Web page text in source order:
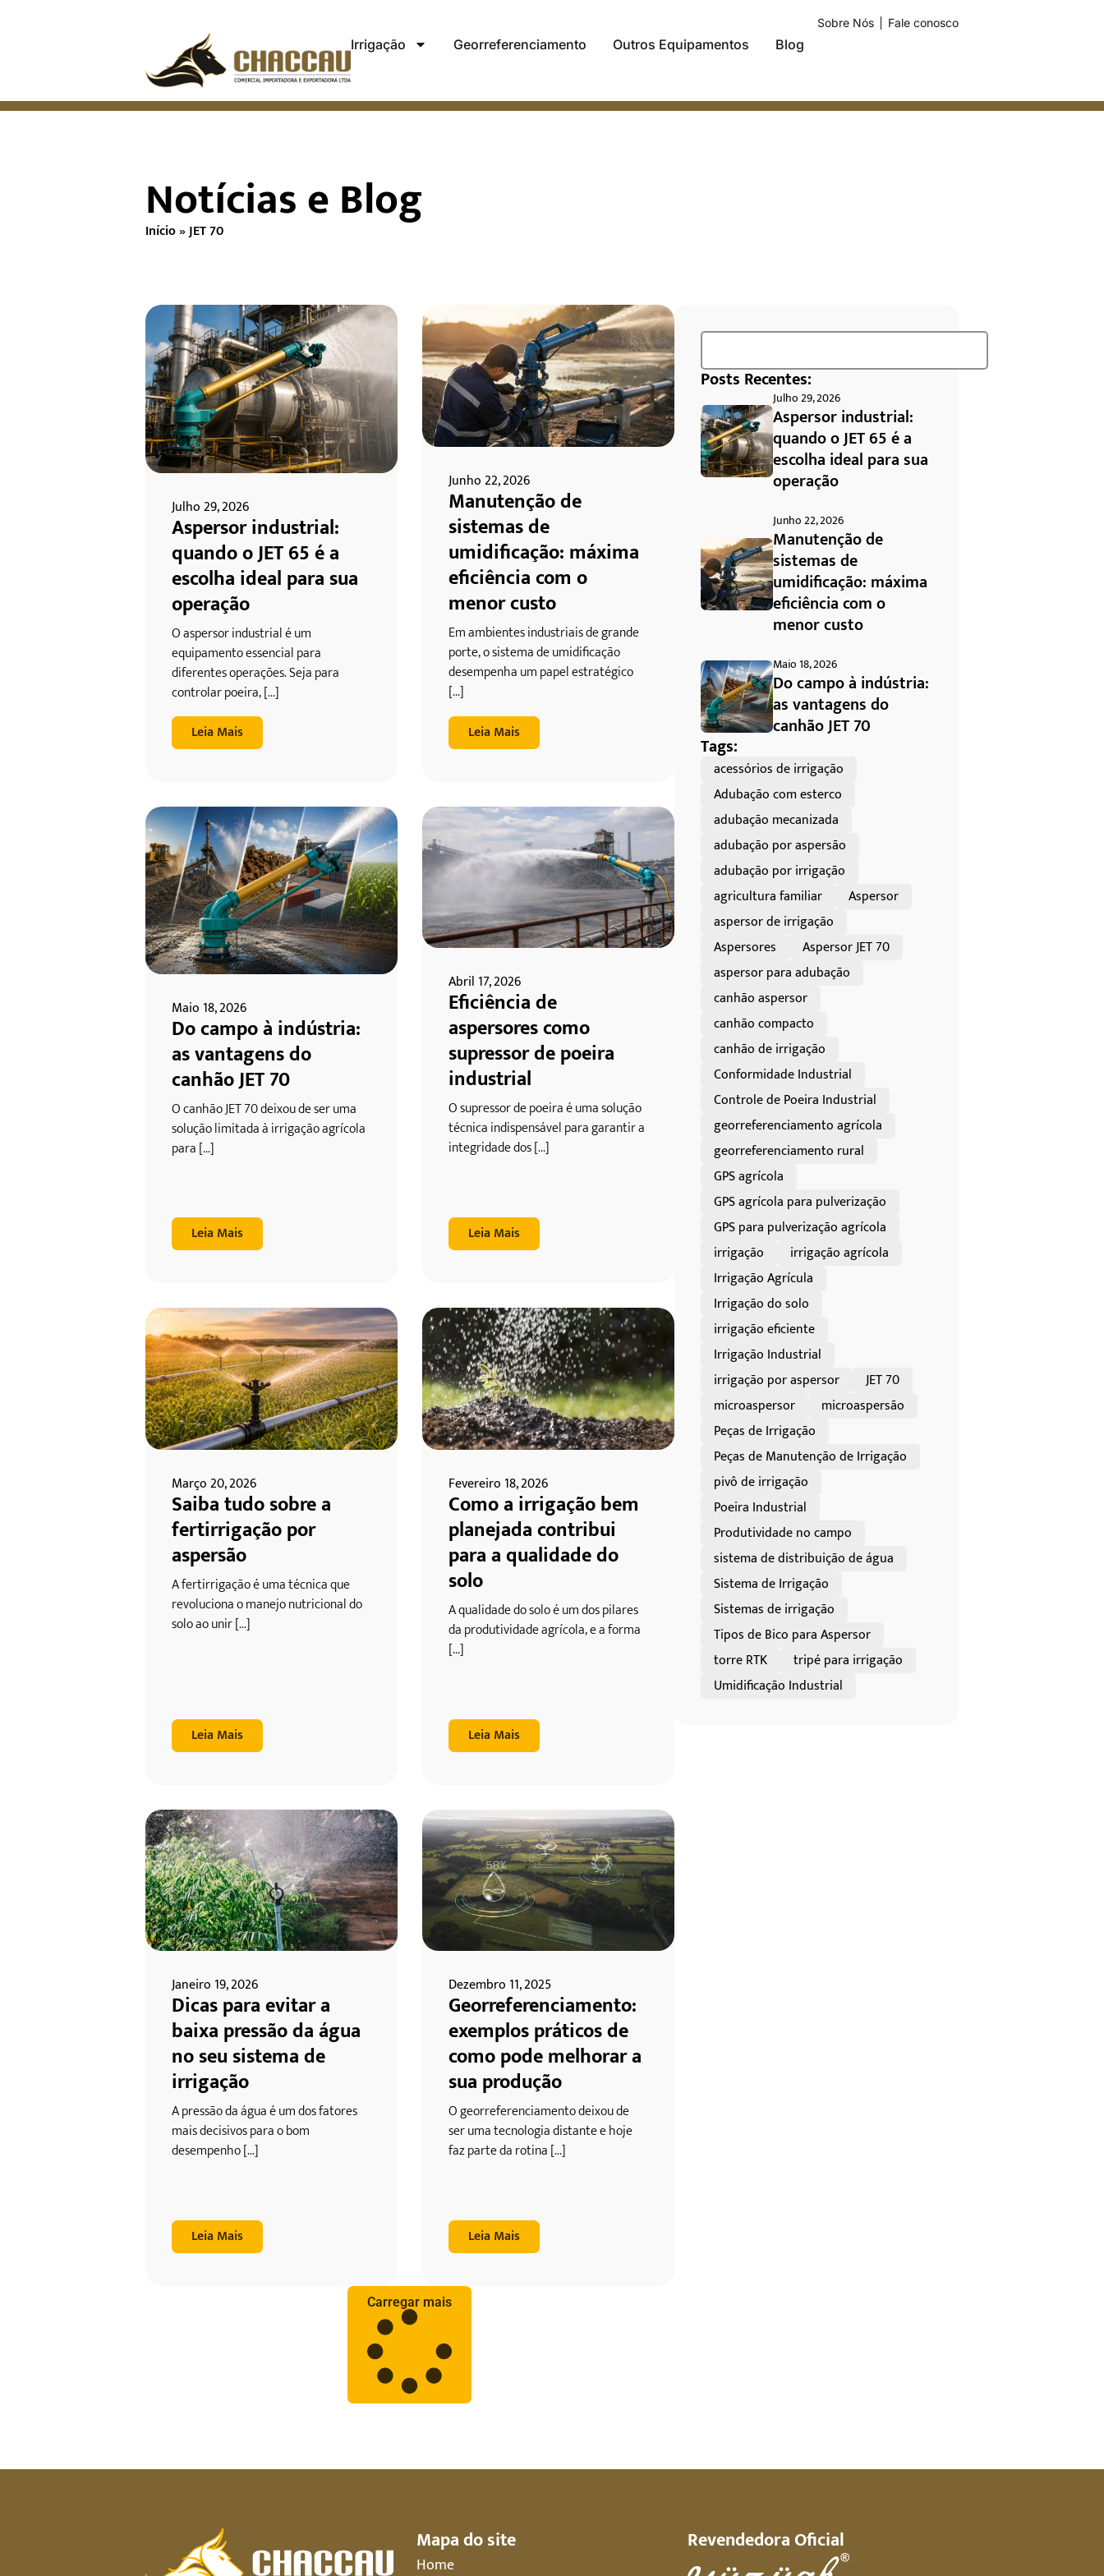
Sobre Nós Fale conosco
Irrigação Georreferenciamento Outros Equipamentos Blog
Notícias e Blog
Início»JET 70
Julho 29, 2026
Aspersor industrial:
quando o JET 65 é a
escolha ideal para sua
operação
O aspersor industrial é um
equipamento essencial para
diferentes operações. Seja para
controlar poeira, [...]
Leia Mais
Junho 22, 2026
Manutenção de
sistemas de
umidificação: máxima
eficiência com o
menor custo
Em ambientes industriais de grande
porte, o sistema de umidificação
desempenha um papel estratégico
[...]
Leia Mais
Maio 18, 2026
Do campo à indústria:
as vantagens do
canhão JET 70
O canhão JET 70 deixou de ser uma
solução limitada à irrigação agrícola
para [...]
Leia Mais
Abril 17, 2026
Eficiência de
aspersores como
supressor de poeira
industrial
O supressor de poeira é uma solução
técnica indispensável para garantir a
integridade dos [...]
Leia Mais
Março 20, 2026
Saiba tudo sobre a
fertirrigação por
aspersão
A fertirrigação é uma técnica que
revoluciona o manejo nutricional do
solo ao unir [...]
Leia Mais
Fevereiro 18, 2026
Como a irrigação bem
planejada contribui
para a qualidade do
solo
A qualidade do solo é um dos pilares
da produtividade agrícola, e a forma
[...]
Leia Mais
Janeiro 19, 2026
Dicas para evitar a
baixa pressão da água
no seu sistema de
irrigação
A pressão da água é um dos fatores
mais decisivos para o bom
desempenho [...]
Leia Mais
Dezembro 11, 2025
Georreferenciamento:
exemplos práticos de
como pode melhorar a
sua produção
O georreferenciamento deixou de
ser uma tecnologia distante e hoje
faz parte da rotina [...]
Leia Mais
Carregar mais
Posts Recentes:
Julho 29, 2026
Aspersor industrial:
quando o JET 65 é a
escolha ideal para sua
operação
Junho 22, 2026
Manutenção de
sistemas de
umidificação: máxima
eficiência com o
menor custo
Maio 18, 2026
Do campo à indústria:
as vantagens do
canhão JET 70
Tags:
acessórios de irrigação
Adubação com esterco
adubação mecanizada
adubação por aspersão
adubação por irrigação
agricultura familiar
Aspersor
aspersor de irrigação
Aspersores
Aspersor JET 70
aspersor para adubação
canhão aspersor
canhão compacto
canhão de irrigação
Conformidade Industrial
Controle de Poeira Industrial
georreferenciamento agrícola
georreferenciamento rural
GPS agrícola
GPS agrícola para pulverização
GPS para pulverização agrícola
irrigação
irrigação agrícola
Irrigação Agrícula
Irrigação do solo
irrigação eficiente
Irrigação Industrial
irrigação por aspersor
JET 70
microaspersor
microaspersão
Peças de Irrigação
Peças de Manutenção de Irrigação
pivô de irrigação
Poeira Industrial
Produtividade no campo
sistema de distribuição de água
Sistema de Irrigação
Sistemas de irrigação
Tipos de Bico para Aspersor
torre RTK
tripé para irrigação
Umidificação Industrial
Mapa do site
Home
Revendedora Oficial